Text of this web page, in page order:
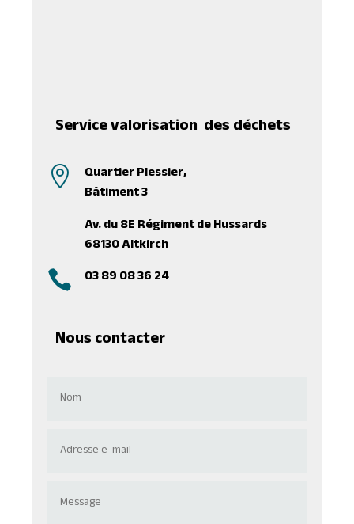
Service valorisation des déchets

Quartier Plessier,
Bâtiment 3
Av. du 8E Régiment de Hussards
68130 Altkirch
 03 89 08 36 24
Nous contacter